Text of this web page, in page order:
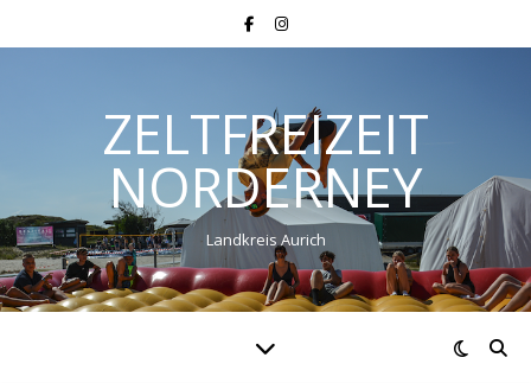
ZELTFREIZEIT
NORDERNEY
Landkreis Aurich